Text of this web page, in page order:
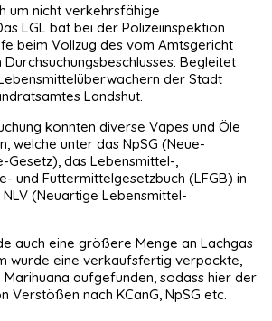
um nicht verkehrsfähige
LGL bat bei der Polizeiinspektion
beim Vollzug des vom Amtsgericht
Begleitet
der Stadt
Landshut.
konnten diverse Vapes und Öle
welche unter das NpSG (Neue-
das Lebensmittel-,
und Futtermittelgesetzbuch (LFGB) in
(Neuartige Lebensmittel-
auch eine größere Menge an Lachgas
wurde eine verkaufsfertig verpackte,
aufgefunden, sodass hier der
Verstößen nach KCanG, NpSG etc.